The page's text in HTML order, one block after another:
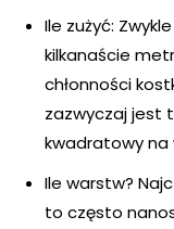
Ile zużyć:
kilkanaście
chłonności
zazwyczaj jest
kwadratowy na
Ile warstw?
to często